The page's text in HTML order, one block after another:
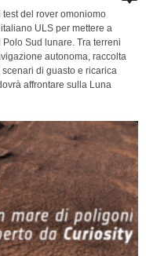
del rover omoniomo
ULS per mettere a
Sud lunare. Tra terreni
autonoma, raccolta
di guasto e ricarica
affrontare sulla Luna